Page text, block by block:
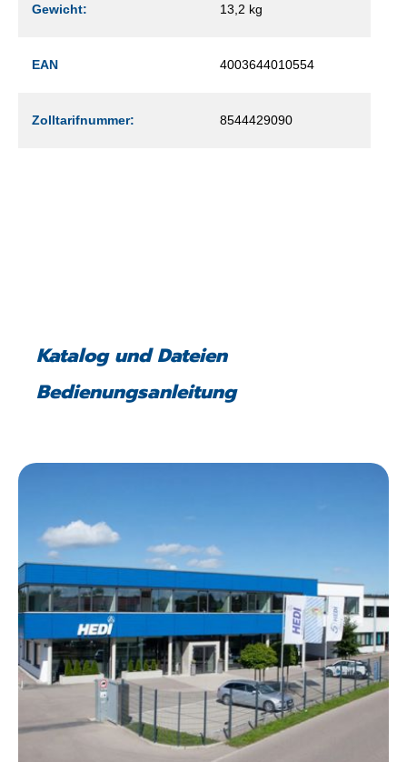
Gewicht: 13,2 kg
EAN 4003644010554
Zolltarifnummer: 8544429090
Katalog und Dateien
Bedienungsanleitung